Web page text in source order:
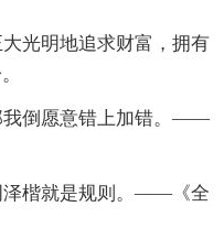
光明地追求财富，拥有
我倒愿意错上加错。——
泽楷就是规则。——《全